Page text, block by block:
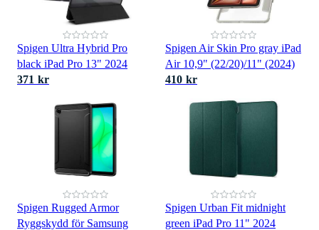
Spigen Ultra Hybrid Pro
black iPad Pro 13" 2024
371 kr
Spigen Air Skin Pro gray iPad
Air 10,9" (22/20)/11" (2024)
410 kr
Spigen Rugged Armor
Ryggskydd för Samsung
Spigen Urban Fit midnight
green iPad Pro 11" 2024